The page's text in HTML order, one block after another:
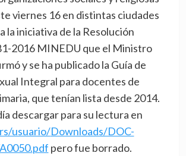
viernes 16 en distintas ciudades
la iniciativa de la Resolución
2016 MINEDU que el Ministro
y se ha publicado la Guía de
Integral para docentes de
que tenían lista desde 2014.
descargar para su lectura en
usuario/Downloads/DOC-
pdf pero fue borrado.